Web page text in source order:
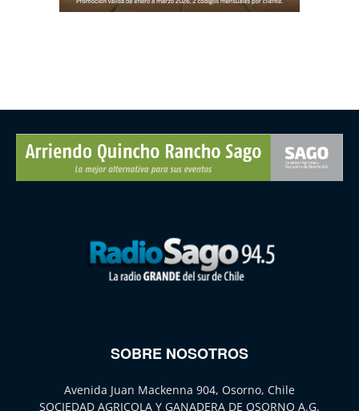
SOBRE NOSOTROS
Avenida Juan Mackenna 904, Osorno, Chile
SOCIEDAD AGRICOLA Y GANADERA DE OSORNO A.G.